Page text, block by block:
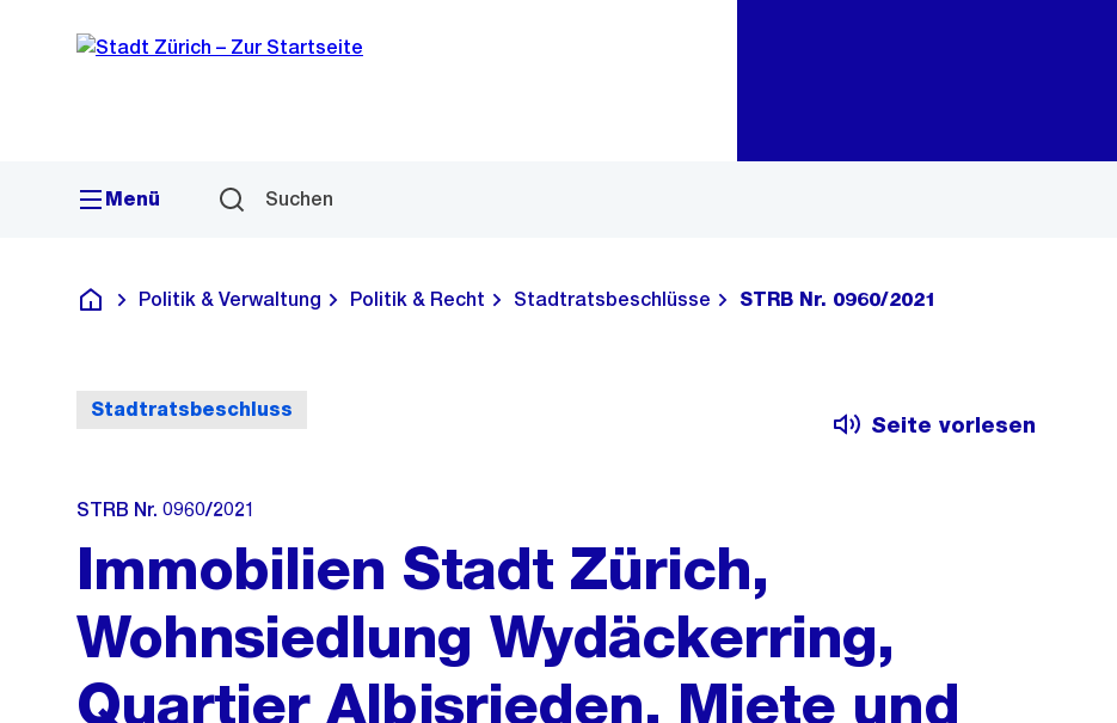
Navigation
Sprunglink
Menü Suchen
Deutsch
Politik & Verwaltung Politik & Recht Stadtratsbeschlüsse STRB Nr. 0960/2021
Stadtratsbeschluss
Seite vorlesen
STRB Nr. 0960/2021
Immobilien Stadt Zürich,
Wohnsiedlung Wydäckerring,
Quartier Albisrieden, Miete und